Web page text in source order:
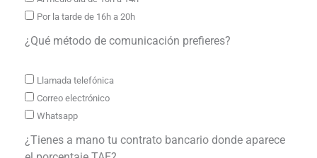
Por la tarde de 16h a 20h
¿Qué método de comunicación prefieres?
Llamada telefónica
Correo electrónico
Whatsapp
¿Tienes a mano tu contrato bancario donde aparece